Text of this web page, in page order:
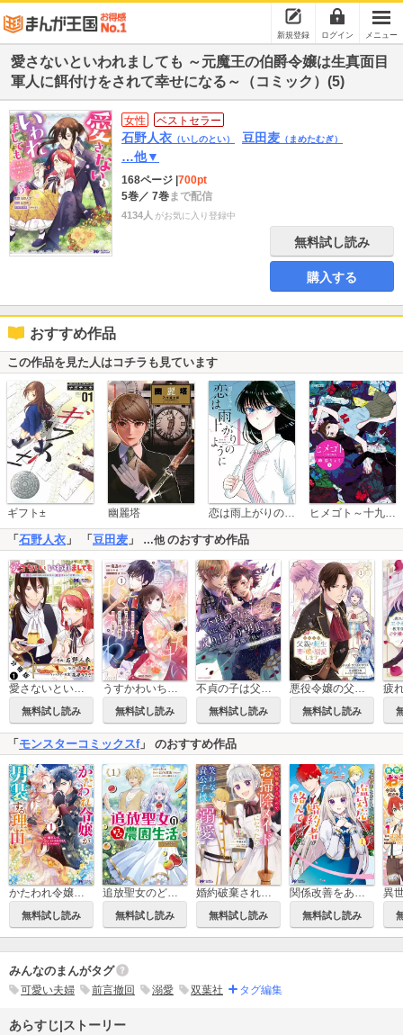
新規登録 ログイン メニュー
愛さないといわれましても ～元魔王の伯爵令嬢は生真面目
軍人に餌付けをされて幸せになる～（コミック）(5)
女性 ベストセラー
石野人衣 （いしのとい） 豆田麦 （まめたむぎ）
…他▼
168ページ 700pt
5巻／ 7巻まで配信
4134人 がお気に入り登録中
無料試し読み
購入する
おすすめ作品
この作品を見た人はコチラも見ています
ギフト± 幽麗塔 恋は雨上がりのように ヒメゴト～十九歳の制服～
「 石野人衣 」 「 豆田麦 」 …他のおすすめ作品
愛さないといわれましても ～元魔王の伯爵令嬢は生真面目軍人に餌付けをされて幸せになる～(コミック) 分冊版
無料試し読み
うすかわいちまいむこうがわ ～婚約破棄された二度目の人生、あやかしを視る目が最強軍人を導く～
無料試し読み
不貞の子は父に売られた嫁ぎ先の成り上がり男爵に真価を見いだされる ～ロレッタと天才魔道具士の結婚～
無料試し読み
悪役令嬢の父親に転生したので、妻と娘を溺愛します(話売り)
無料試し読み
「 モンスターコミックスf」 のおすすめ作品
かたわれ令嬢が男装する理由(コミック)
無料試し読み
追放聖女のどろんこ農園生活～いつのまにか隣国を救ってしまいました～(コミック)
無料試し読み
婚約破棄されたのでお掃除メイドになったら笑わない貴公子様に溺愛されました(コミック)
無料試し読み
関係改善をあきらめて距離をおいたら、塩対応だった婚約者が絡んでくるようになりました(コミック)
無料試し読み
みんなのまんがタグ
可愛い夫婦 前言撤回 溺愛 双葉社 タグ編集
あらすじ|ストーリー